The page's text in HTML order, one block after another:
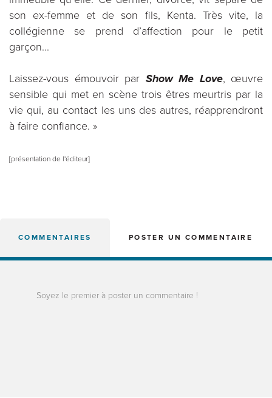
son ex-femme et de son fils, Kenta. Très vite, la
collégienne se prend d’affection pour le petit
garçon...
Laissez-vous émouvoir par Show Me Love, œuvre
sensible qui met en scène trois êtres meurtris par la
vie qui, au contact les uns des autres, réapprendront
à faire confiance. »
[présentation de l'éditeur]
COMMENTAIRES POSTER UN COMMENTAIRE
Soyez le premier à poster un commentaire !